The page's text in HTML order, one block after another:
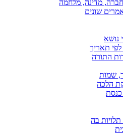
מדינה, מלחמה
שונים
נושא
תאריך
התורה
שמות
הלכה
כנסת
בה